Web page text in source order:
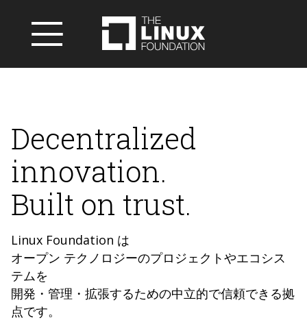
Decentralized
innovation.
Built on trust.
Linux Foundation は
オープン テクノロジーのプロジェクトやエコシス
テムを
開発・管理・拡張するための中立的で信頼できる拠
点です。